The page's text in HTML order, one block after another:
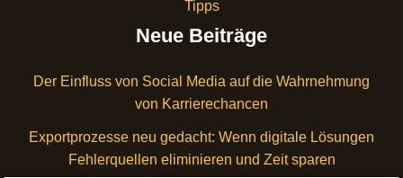
Tipps
Neue Beiträge
Der Einfluss von Social Media auf die Wahrnehmung
von Karrierechancen
Exportprozesse neu gedacht: Wenn digitale Lösungen
Fehlerquellen eliminieren und Zeit sparen